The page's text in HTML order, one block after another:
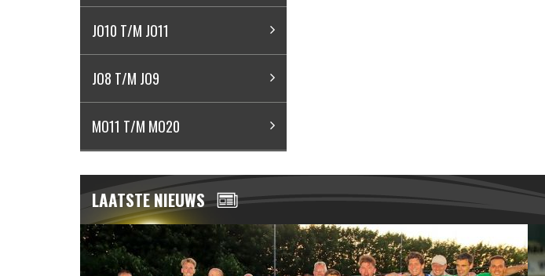
JO10 T/M JO11
JO8 T/M JO9
MO11 T/M MO20
LAATSTE NIEUWS